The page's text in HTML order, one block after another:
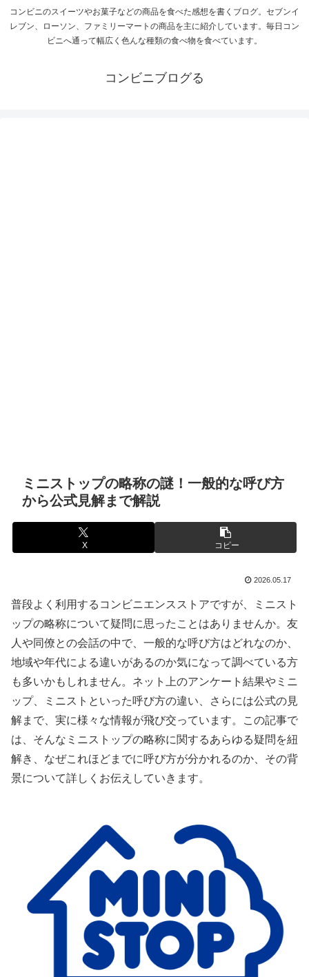
コンビニのスイーツやお菓子などの商品を食べた感想を書くブログ。セブンイ
レブン、ローソン、ファミリーマートの商品を主に紹介しています。毎日コン
ビニへ通って幅広く色んな種類の食べ物を食べています。
コンビニブログる
ミニストップの略称の謎！一般的な呼び方
から公式見解まで解説
X コピー
2026.05.17
普段よく利用するコンビニエンスストアですが、ミニスト
ップの略称について疑問に思ったことはありませんか。友
人や同僚との会話の中で、一般的な呼び方はどれなのか、
地域や年代による違いがあるのか気になって調べている方
も多いかもしれません。ネット上のアンケート結果やミニ
ップ、ミニストといった呼び方の違い、さらには公式の見
解まで、実に様々な情報が飛び交っています。この記事で
は、そんなミニストップの略称に関するあらゆる疑問を紐
解き、なぜこれほどまでに呼び方が分かれるのか、その背
景について詳しくお伝えしていきます。